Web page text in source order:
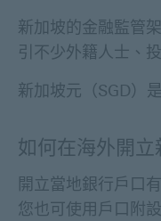
新加坡的金融監管
引不少外籍人士、
新加坡元（SGD）
如何在海外開
開立當地銀行戶口
您也可使用戶口附